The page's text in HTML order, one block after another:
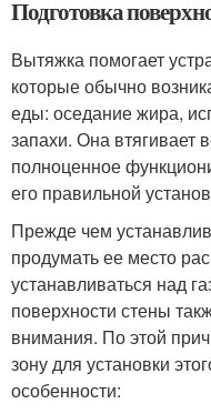
Подготовка
Вытяжка помогает
которые обычно
еды: оседание жира,
запахи. Она втягивает
полноценное
его правильной
Прежде чем
продумать ее место
устанавливаться над
поверхности стены
внимания. По этой
зону для установки
особенности: